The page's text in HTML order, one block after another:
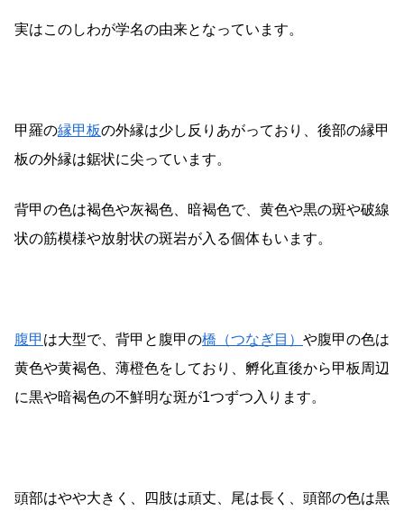
実はこのしわが学名の由来となっています。
甲羅の縁甲板の外縁は少し反りあがっており、後部の縁甲
板の外縁は鋸状に尖っています。
背甲の色は褐色や灰褐色、暗褐色で、黄色や黒の斑や破線
状の筋模様や放射状の斑岩が入る個体もいます。
腹甲 は大型で、背甲と腹甲の橋（つなぎ目） や腹甲の色は
黄色や黄褐色、薄橙色をしており、孵化直後から甲板周辺
に黒や暗褐色の不鮮明な斑が1つずつ入ります。
頭部はやや大きく、四肢は頑丈、尾は長く、頭部の色は黒